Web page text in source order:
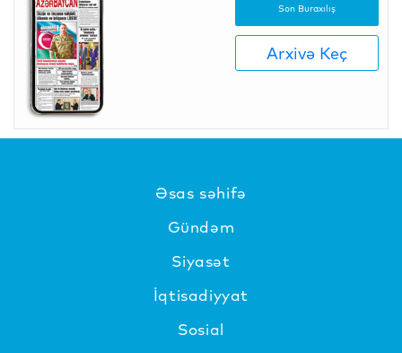
Son Buraxılış
Arxivə Keç
Əsas səhifə
Gündəm
Siyasət
İqtisadiyyat
Sosial